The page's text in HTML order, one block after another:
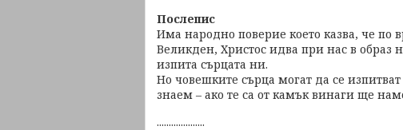
Послепис
Има народно поверие което казва, че по
Великден, Христос идва при нас в образ
изпита сърцата ни.
Но човешките сърца могат да се
знаем – ако те са от камък винаги ще
....................